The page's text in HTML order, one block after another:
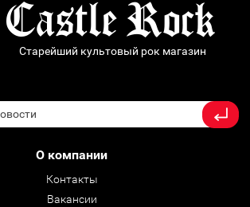
Старейший культовый рок магазин
О компании
Контакты
Вакансии